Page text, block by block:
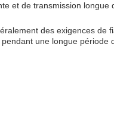
et de transmission longue
des exigences de
une longue période